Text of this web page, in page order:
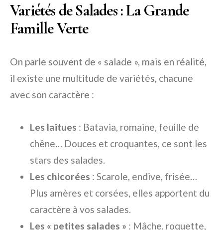
Variétés de Salades : La Grande
Famille Verte
On parle souvent de « salade », mais en réalité,
il existe une multitude de variétés, chacune
avec son caractère :
Les laitues : Batavia, romaine, feuille de
chêne… Douces et croquantes, ce sont les
stars des salades.
Les chicorées : Scarole, endive, frisée…
Plus amères et corsées, elles apportent du
caractère à vos salades.
Les « petites salades » : Mâche, roquette,